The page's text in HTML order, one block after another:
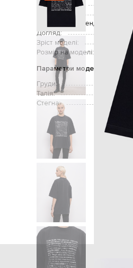
Виробництво:
Колір:
брендовий
Догляд:
Зріст моделі:
Розмір на моделі:
Параметри моделі
Груди:
Талія:
Стегна: